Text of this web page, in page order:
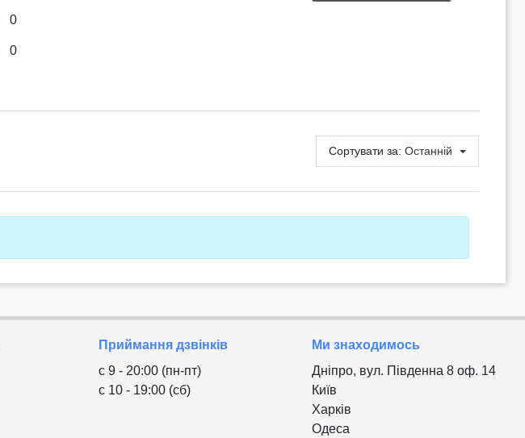
0
0
Сортувати за: Останній
Приймання дзвінків
с 9 - 20:00 (пн-пт)
с 10 - 19:00 (сб)
Ми знаходимось
Дніпро, вул. Південна 8 оф. 14
Київ
Харків
Одеса